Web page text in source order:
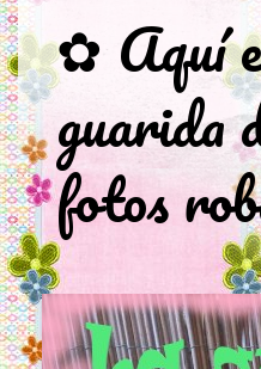
✿ Aquí
guarida
fotos